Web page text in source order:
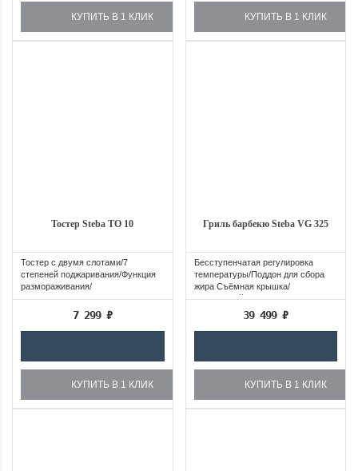
КУПИТЬ В 1 КЛИК КУПИТЬ В 1 КЛИК
Тостер Steba TO 10
Тостер с двумя слотами/7
степеней поджаривания/Функция
размораживания/
Автоматическое...
7 299₽
КУПИТЬ В 1 КЛИК
Гриль барбекю Steba VG 325
Бесступенчатая регулировка
температуры/Поддон для сбора
жира Съёмная крышка/
Встроенный...
39 499₽
КУПИТЬ В 1 КЛИК